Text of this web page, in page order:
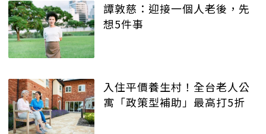
譚敦慈：迎接一個人老後，先
想5件事
入住平價養生村！全台老人公
寓「政策型補助」最高打5折